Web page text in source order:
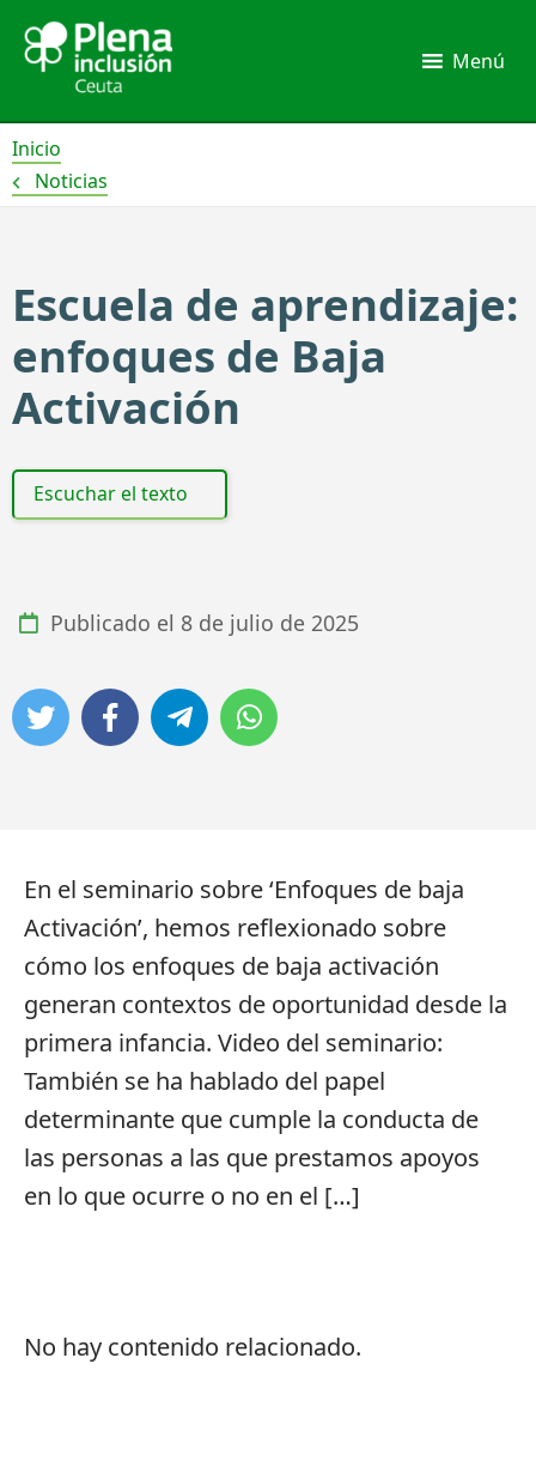
contenido
Menú
Inicio
Noticias
Escuela de aprendizaje:
enfoques de Baja
Activación
Escuchar el texto
Publicado el 8 de julio de 2025
En el seminario sobre ‘Enfoques de baja
Activación’, hemos reflexionado sobre
cómo los enfoques de baja activación
generan contextos de oportunidad desde la
primera infancia. Video del seminario:
También se ha hablado del papel
determinante que cumple la conducta de
las personas a las que prestamos apoyos
en lo que ocurre o no en el […]
No hay contenido relacionado.